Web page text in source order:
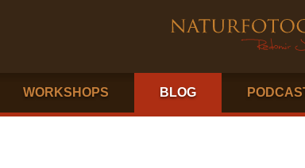
WORKSHOPS BLOG